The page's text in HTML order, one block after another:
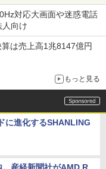
対応大画面や迷惑電話
向け
算は売上高1兆8147億円
もっと見る
に進化するSHANLING